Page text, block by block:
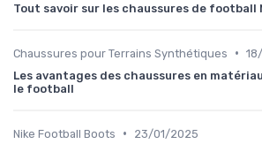
Tout savoir sur les chaussures de football
Chaussures pour Terrains Synthétiques •
Les avantages des chaussures en
le football
Nike Football Boots •
23/01/2025